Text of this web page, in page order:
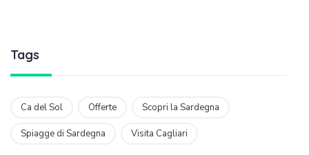
Tags
Ca del Sol Offerte Scopri la Sardegna
Spiagge di Sardegna Visita Cagliari